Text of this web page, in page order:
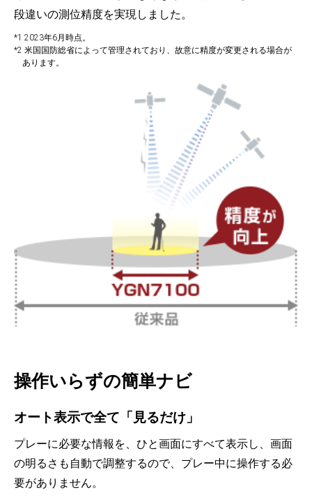
段違いの測位精度を実現しました。
*1 2023年6月時点。
*2 米国国防総省によって管理されており、故意に精度が変更される場合が
あります。
操作いらずの簡単ナビ
オート表示で全て「見るだけ」
プレーに必要な情報を、ひと画面にすべて表示し、画面
の明るさも自動で調整するので、プレー中に操作する必
要がありません。